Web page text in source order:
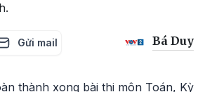
Gửi mail Bá Duy
thành xong bài thi môn Toán, Kỳ